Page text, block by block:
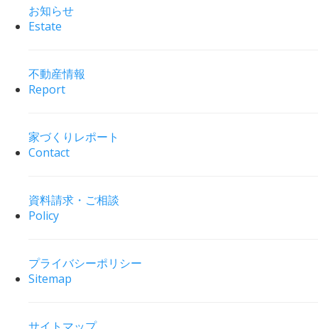
お知らせ
Estate
不動産情報
Report
家づくりレポート
Contact
資料請求・ご相談
Policy
プライバシーポリシー
Sitemap